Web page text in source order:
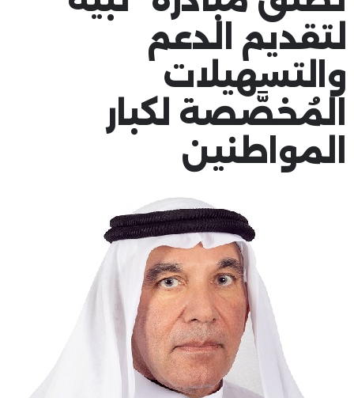
لتقديم الدعم
والتسهيلات
المُخصَّصة لكبار
المواطنين